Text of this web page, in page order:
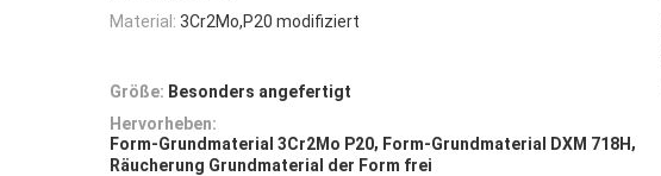
Material: 3Cr2Mo,P20 modifiziert
Größe: Besonders angefertigt
Hervorheben:
Form-Grundmaterial 3Cr2Mo P20, Form-Grundmaterial DXM 718H ,
Räucherung Grundmaterial der Form frei